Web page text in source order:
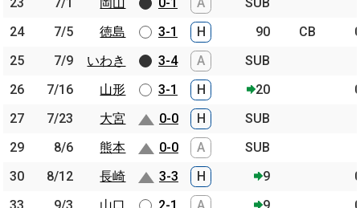
24
7/5 徳島 3-1 H 90 CB
25
7/9 いわき 3-4 A
SUB
26
7/16 山形 3-1 H 20
27
7/23 大宮 0-0 H
SUB
29
8/6 熊本 0-0 A
SUB
30
8/12 長崎 3-3 H 9
24
7/5
徳島
25
7/9
いわき
26
7/16
山形
27
7/23
大宮
29
8/6
熊本
30
8/12
長崎